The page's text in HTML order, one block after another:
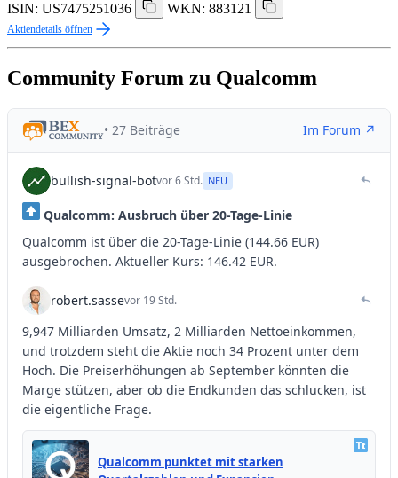
ISIN: US7475251036
WKN: 883121
Aktiendetails öffnen
Community Forum zu Qualcomm